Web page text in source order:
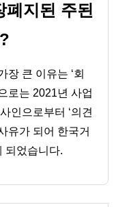
폐지된 주된
장 큰 이유는 ‘회
로는 2021년 사업
인으로부터 ‘의견
유가 되어 한국거
되었습니다.